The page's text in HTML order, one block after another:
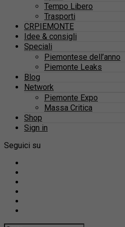
Tempo Libero
Trasporti
CRPIEMONTE
Idee & consigli
Speciali
Piemontese dell’anno
Piemonte Leaks
Blog
Network
Piemonte Expo
Massa Critica
Shop
Sign in
Seguici su